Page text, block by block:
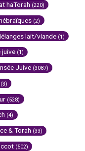
haTorah (220)
(2)
lait/viande (1)
juive (1)
Juive (3087)
(3)
(528)
(4)
& Torah (33)
(502)